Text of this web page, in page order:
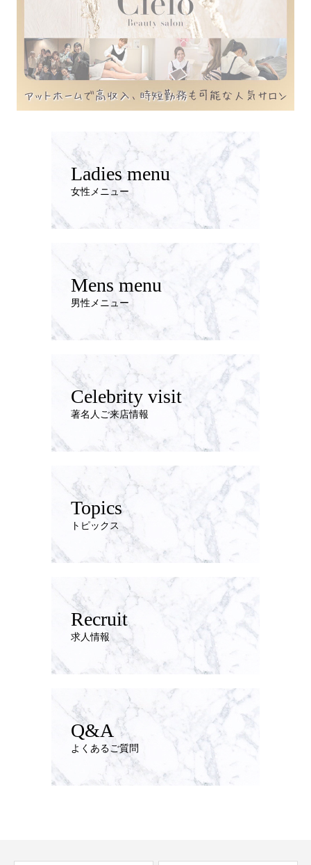
Ladies menu
女性メニュー
Mens menu
男性メニュー
Celebrity visit
著名人ご来店情報
Topics
トピックス
Recruit
求人情報
Q&A
よくあるご質問